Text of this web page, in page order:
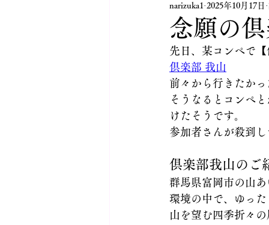
太田市JINハウジングINFO
活動紹介 太田市YEG
太田市 不動産業 JINハウジ
念願の
narizuka1 2025年10月17日
先日、某コンペで
倶楽部 我山
前々から行きたか
そうなるとコンペ
けたそうです。
参加者さんが殺到
倶楽部我山のご
群馬県富岡市の山あ
環境の中で、ゆっ
山を望む四季折々